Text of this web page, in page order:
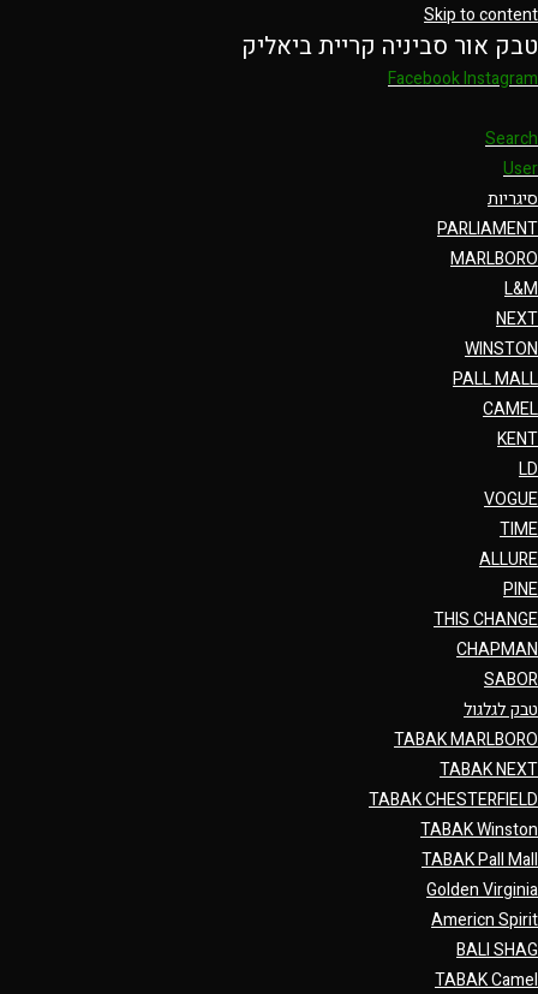
Skip to content
טבק אור סביניה קריית ביאליק
FacebookInstagram
Search
User
סיגריות
PARLIAMENT
MARLBORO
L&M
NEXT
WINSTON
PALL MALL
CAMEL
KENT
LD
VOGUE
TIME
ALLURE
PINE
THIS CHANGE
CHAPMAN
SABOR
טבק לגלגול
TABAK MARLBORO
TABAK NEXT
TABAK CHESTERFIELD
TABAK Winston
TABAK Pall Mall
Golden Virginia
Americn Spirit
BALI SHAG
TABAK Camel